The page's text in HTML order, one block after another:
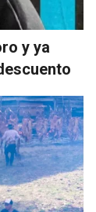
y ya